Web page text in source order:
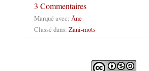
3 Commentaires
Marqué avec: Âne
Classé dans: Zani-mots